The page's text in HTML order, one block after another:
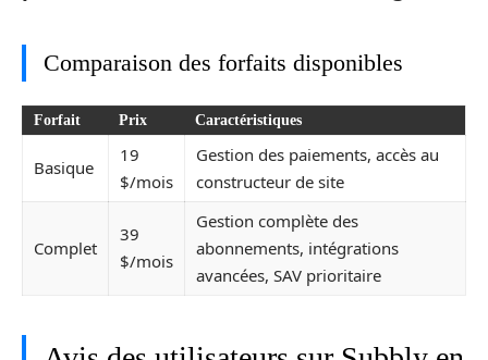
Comparaison des forfaits disponibles
Forfait Prix Caractéristiques
Basique
19
$/mois
Gestion des paiements, accès au
constructeur de site
Complet
39
$/mois
Gestion complète des
abonnements, intégrations
avancées, SAV prioritaire